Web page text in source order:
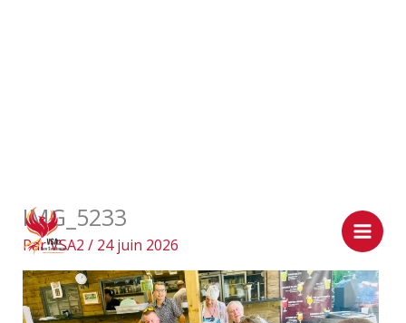
contenu
IMG_5233
ParVSA2 / 24 juin 2026